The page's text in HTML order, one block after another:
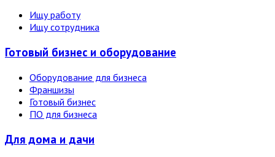
Ищу работу
Ищу сотрудника
Готовый бизнес и оборудование
Оборудование для бизнеса
Франшизы
Готовый бизнес
ПО для бизнеса
Для дома и дачи